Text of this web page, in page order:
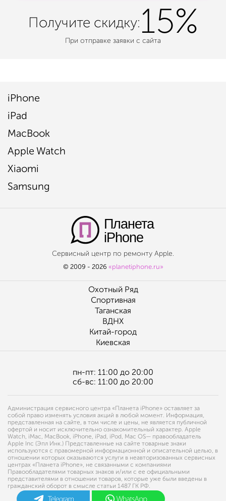
Получите скидку:15%
При отправке заявки с сайта
iPhone
iPad
MacBook
Apple Watch
Xiaomi
Samsung
Планета
iPhone
Сервисный центр по ремонту Apple.
© 2009 - 2026 «planetiphone.ru»
Охотный Ряд
Спортивная
Таганская
ВДНХ
Китай-город
Киевская
пн-пт: 11:00 до 20:00
сб-вс: 11:00 до 20:00
Администрация сервисного центра «Планета iPhone» оставляет за
собой право изменять условия акций в любой момент. Информация,
представленная на сайте, в том числе и цены, не является публичной
офертой и носит исключительно ознакомительный характер. Apple
Watch, iMac, MacBook, iPhone, iPad, iPod, Mac OS— правообладатель
Apple Inc (Эпл Инк.) Представленные на сайте товарные знаки
используются с правомерной информационной и описательной целью, в
отношении которых оказываются услуги в неавторизованных сервисных
центрах «Планета iPhone», не связанными с компаниями
Правообладателями товарных знаков и/или с ее официальными
представителями в отношении товаров, которые уже были введены в
гражданский оборот в смысле статьи 1487 ГК РФ.